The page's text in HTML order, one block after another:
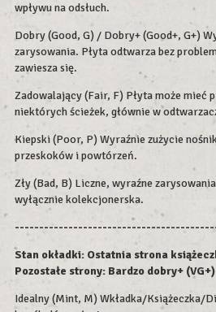
wpływu na odsłuch.
Dobry (Good, G) / Dobry+ (Good+, G+)
zarysowania. Płyta odtwarza bez
zawiesza się.
Zadowalający (Fair, F) Płyta może mieć
niektórych ścieżek, głównie w
Kiepski (Poor, P) Wyraźnie zużycie
przeskoków i powtórzeń.
Zły (Bad, B) Liczne, wyraźne
wyłącznie kolekcjonerska.
Stan okładki: Ostatnia strona
Pozostałe strony: Bardzo dobry+ (VG+)
Idealny (Mint, M) Wkładka/Książeczka/